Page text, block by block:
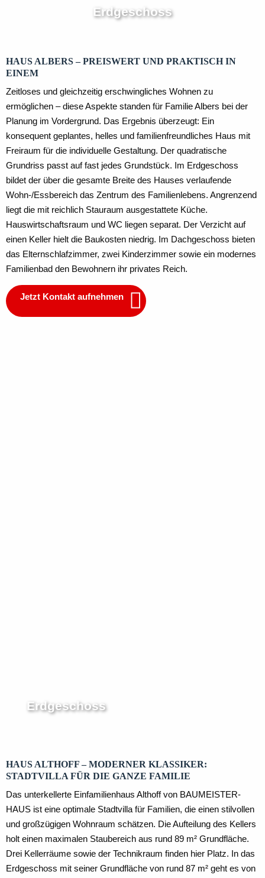
Erdgeschoss
HAUS ALBERS – PREISWERT UND PRAKTISCH IN
EINEM
Zeitloses und gleichzeitig erschwingliches Wohnen zu
ermöglichen – diese Aspekte standen für Familie Albers bei der
Planung im Vordergrund. Das Ergebnis überzeugt: Ein
konsequent geplantes, helles und familienfreundliches Haus mit
Freiraum für die individuelle Gestaltung. Der quadratische
Grundriss passt auf fast jedes Grundstück. Im Erdgeschoss
bildet der über die gesamte Breite des Hauses verlaufende
Wohn-/Essbereich das Zentrum des Familienlebens. Angrenzend
liegt die mit reichlich Stauraum ausgestattete Küche.
Hauswirtschaftsraum und WC liegen separat. Der Verzicht auf
einen Keller hielt die Baukosten niedrig. Im Dachgeschoss bieten
das Elternschlafzimmer, zwei Kinderzimmer sowie ein modernes
Familienbad den Bewohnern ihr privates Reich.
Jetzt Kontakt aufnehmen
Erdgeschoss
HAUS ALTHOFF – MODERNER KLASSIKER:
STADTVILLA FÜR DIE GANZE FAMILIE
Das unterkellerte Einfamilienhaus Althoff von BAUMEISTER-
HAUS ist eine optimale Stadtvilla für Familien, die einen stilvollen
und großzügigen Wohnraum schätzen. Die Aufteilung des Kellers
holt einen maximalen Staubereich aus rund 89 m² Grundfläche.
Drei Kellerräume sowie der Technikraum finden hier Platz. In das
Erdgeschoss mit seiner Grundfläche von rund 87 m² geht es von